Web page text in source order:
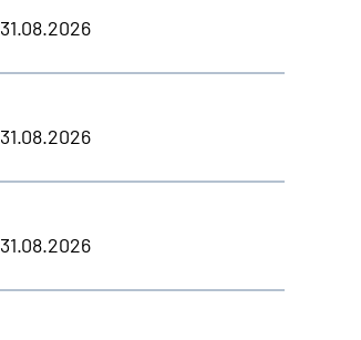
31.08.2026
31.08.2026
31.08.2026